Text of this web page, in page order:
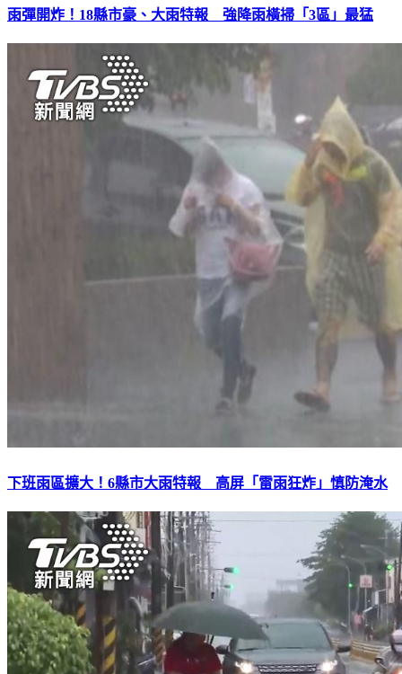
雨彈開炸！18縣市豪、大雨特報 強降雨橫掃「3區」最猛
下班雨區擴大！6縣市大雨特報 高屏「雷雨狂炸」慎防淹水